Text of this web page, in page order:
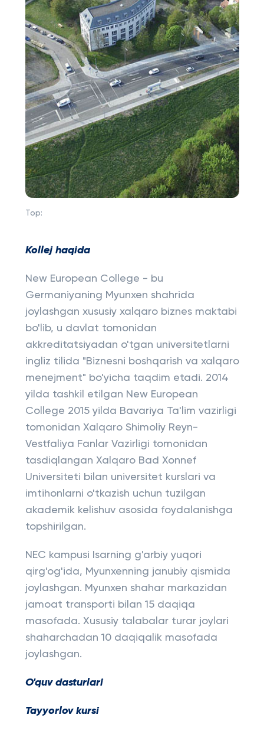
Top:
Kollej haqida
New European College - bu
Germaniyaning Myunxen shahrida
joylashgan xususiy xalqaro biznes maktabi
bo'lib, u davlat tomonidan
akkreditatsiyadan o'tgan universitetlarni
ingliz tilida "Biznesni boshqarish va xalqaro
menejment" bo'yicha taqdim etadi. 2014
yilda tashkil etilgan New European
College 2015 yilda Bavariya Ta'lim vazirligi
tomonidan Xalqaro Shimoliy Reyn-
Vestfaliya Fanlar Vazirligi tomonidan
tasdiqlangan Xalqaro Bad Xonnef
Universiteti bilan universitet kurslari va
imtihonlarni o'tkazish uchun tuzilgan
akademik kelishuv asosida foydalanishga
topshirilgan.
NEC kampusi Isarning g'arbiy yuqori
qirg'og'ida, Myunxenning janubiy qismida
joylashgan. Myunxen shahar markazidan
jamoat transporti bilan 15 daqiqa
masofada. Xususiy talabalar turar joylari
shaharchadan 10 daqiqalik masofada
joylashgan.
O'quv dasturlari
Tayyorlov kursi